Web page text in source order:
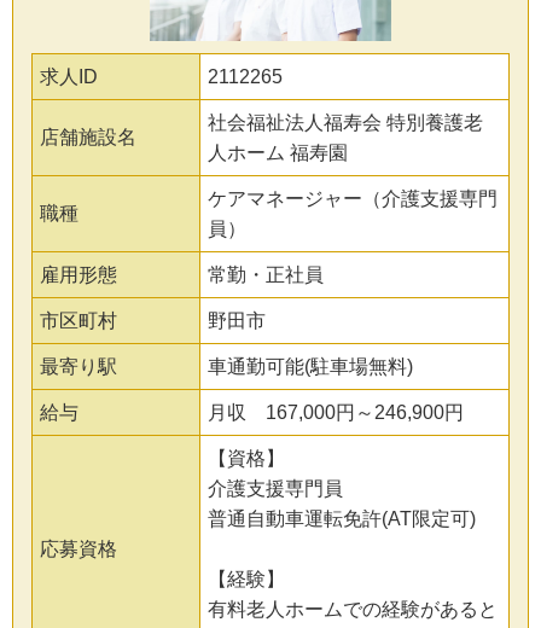
求人ID 2112265
店舗施設名
社会福祉法人福寿会 特別養護老
人ホーム 福寿園
職種
ケアマネージャー（介護支援専門
員）
雇用形態 常勤・正社員
市区町村 野田市
最寄り駅 車通勤可能(駐車場無料)
給与 月収 167,000円～246,900円
応募資格
【資格】
介護支援専門員
普通自動車運転免許(AT限定可)
【経験】
有料老人ホームでの経験があると